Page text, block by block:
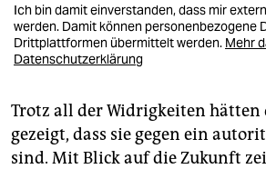
Ich bin damit einverstanden, dass mir
werden. Damit können personenbezogene
Drittplattformen übermittelt werden. Mehr
Datenschutzerklärung
Trotz all der Widrigkeiten hätten
gezeigt, dass sie gegen ein
sind. Mit Blick auf die Zukunft